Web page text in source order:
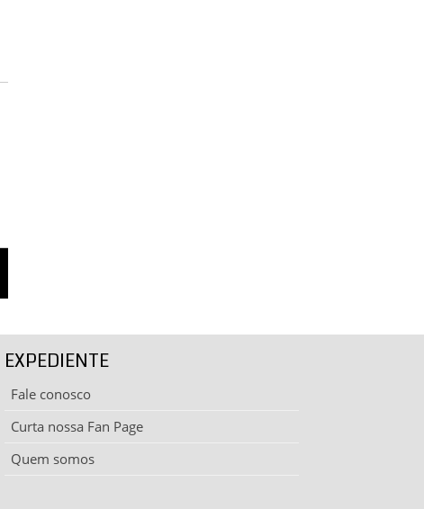
EXPEDIENTE
Fale conosco
Curta nossa Fan Page
Quem somos